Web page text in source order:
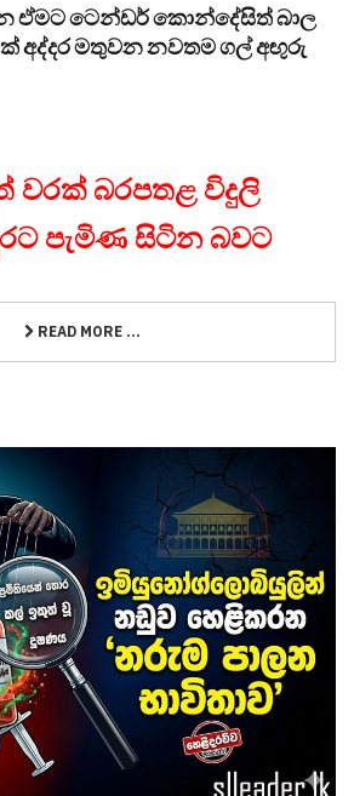
ඒමට ටෙන්ඩර් කොන්දේසිත් බාල
අද්දර මතුවන නවතම ගල් අඟුරු
වරක් බරපතළ විදුලි
පැමිණ සිටින බවට
READ MORE ...